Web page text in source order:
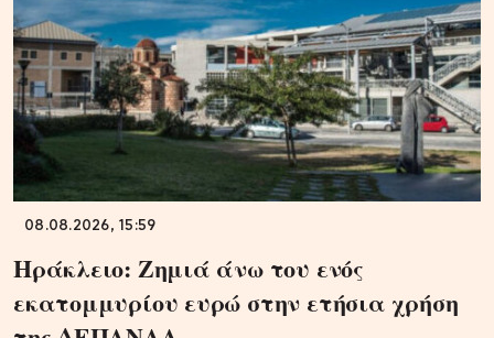
08.08.2026, 15:59
Ηράκλειο: Ζημιά άνω του ενός
εκατομμυρίου ευρώ στην ετήσια χρήση